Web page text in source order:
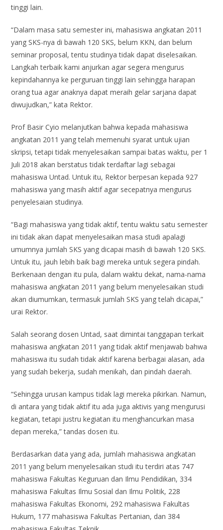
tinggi lain.
“Dalam masa satu semester ini, mahasiswa angkatan 2011
yang SKS-nya di bawah 120 SKS, belum KKN, dan belum
seminar proposal, tentu studinya tidak dapat diselesaikan.
Langkah terbaik kami anjurkan agar segera mengurus
kepindahannya ke perguruan tinggi lain sehingga harapan
orang tua agar anaknya dapat meraih gelar sarjana dapat
diwujudkan,” kata Rektor.
Prof Basir Cyio melanjutkan bahwa kepada mahasiswa
angkatan 2011 yang telah memenuhi syarat untuk ujian
skripsi, tetapi tidak menyelesaikan sampai batas waktu, per 1
Juli 2018 akan berstatus tidak terdaftar lagi sebagai
mahasiswa Untad. Untuk itu, Rektor berpesan kepada 927
mahasiswa yang masih aktif agar secepatnya mengurus
penyelesaian studinya.
“Bagi mahasiswa yang tidak aktif, tentu waktu satu semester
ini tidak akan dapat menyelesaikan masa studi apalagi
umumnya jumlah SKS yang dicapai masih di bawah 120 SKS.
Untuk itu, jauh lebih baik bagi mereka untuk segera pindah.
Berkenaan dengan itu pula, dalam waktu dekat, nama-nama
mahasiswa angkatan 2011 yang belum menyelesaikan studi
akan diumumkan, termasuk jumlah SKS yang telah dicapai,”
urai Rektor.
Salah seorang dosen Untad, saat dimintai tanggapan terkait
mahasiswa angkatan 2011 yang tidak aktif menjawab bahwa
mahasiswa itu sudah tidak aktif karena berbagai alasan, ada
yang sudah bekerja, sudah menikah, dan pindah daerah.
“Sehingga urusan kampus tidak lagi mereka pikirkan. Namun,
di antara yang tidak aktif itu ada juga aktivis yang mengurusi
kegiatan, tetapi justru kegiatan itu menghancurkan masa
depan mereka,” tandas dosen itu.
Berdasarkan data yang ada, jumlah mahasiswa angkatan
2011 yang belum menyelesaikan studi itu terdiri atas 747
mahasiswa Fakultas Keguruan dan Ilmu Pendidikan, 334
mahasiswa Fakultas Ilmu Sosial dan Ilmu Politik, 228
mahasiswa Fakultas Ekonomi, 292 mahasiswa Fakultas
Hukum, 177 mahasiswa Fakultas Pertanian, dan 384